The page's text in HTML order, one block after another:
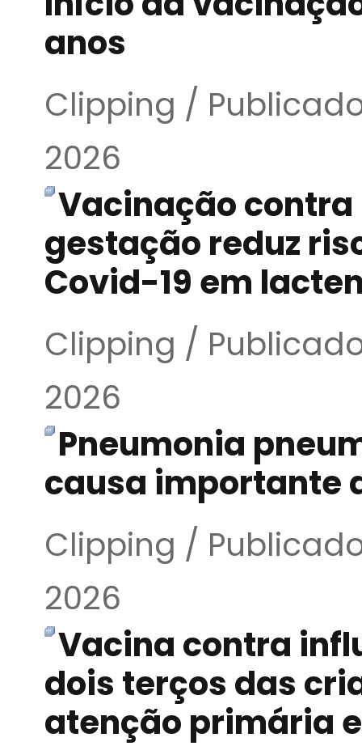
anos
Clipping /
2026
Vacinação contra
gestação reduz
Covid-19 em
Clipping /
2026
Pneumonia
causa importante
Clipping /
2026
Vacina contra
dois terços das
atenção primária